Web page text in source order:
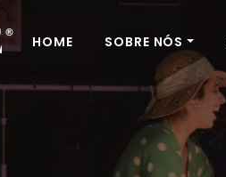
HOME SOBRE NÓS